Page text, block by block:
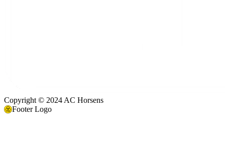
Copyright © 2024 AC Horsens
Footer Logo